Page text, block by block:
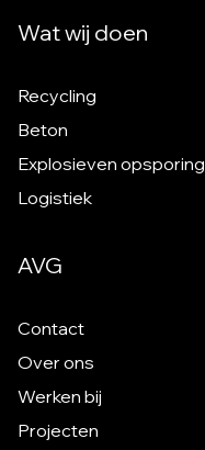
Wat wij doen
Recycling
Beton
Explosieven opsporing
Logistiek
AVG
Contact
Over ons
Werken bij
Projecten